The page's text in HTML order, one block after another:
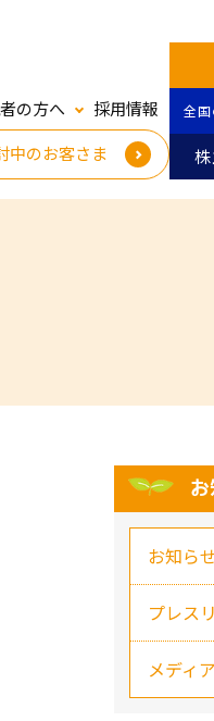
の方へ
採用情報
中のお客さま
全
お知ら
プレス
メディ